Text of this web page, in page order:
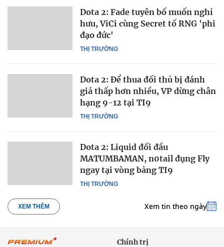
THỊ TRƯỜNG
Dota 2: Fade tuyên bố muốn nghỉ
hưu, ViCi cùng Secret tố RNG 'phi
đạo đức'
THỊ TRƯỜNG
Dota 2: Để thua đối thủ bị đánh
giá thấp hơn nhiều, VP dừng chân
hạng 9-12 tại TI9
THỊ TRƯỜNG
Dota 2: Liquid đối đầu
MATUMBAMAN, n0tail đụng Fly
ngay tại vòng bảng TI9
XEM THÊM Xem tin theo ngày
Chính trị